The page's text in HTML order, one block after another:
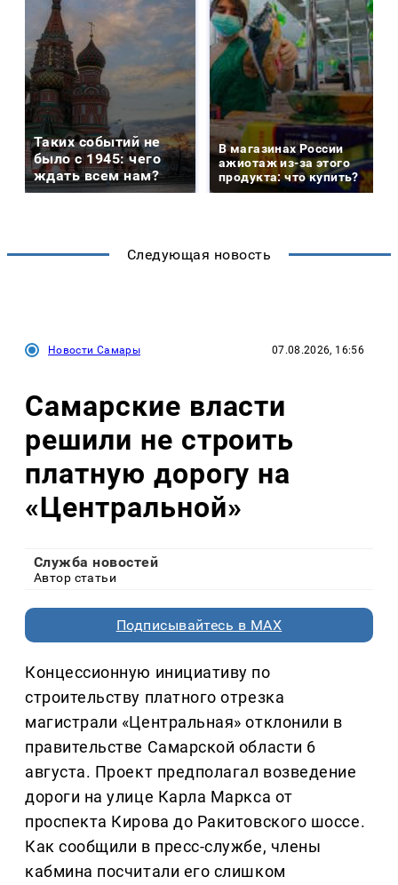
Таких событий не
было с 1945: чего
ждать всем нам?
В магазинах России
ажиотаж из-за этого
продукта: что купить?
Следующая новость
Новости Самары 07.08.2026, 16:56
Самарские власти
решили не строить
платную дорогу на
«Центральной»
Служба новостей
Автор статьи
Подписывайтесь в MAX
Концессионную инициативу по
строительству платного отрезка
магистрали «Центральная» отклонили в
правительстве Самарской области 6
августа. Проект предполагал возведение
дороги на улице Карла Маркса от
проспекта Кирова до Ракитовского шоссе.
Как сообщили в пресс-службе, члены
кабмина посчитали его слишком